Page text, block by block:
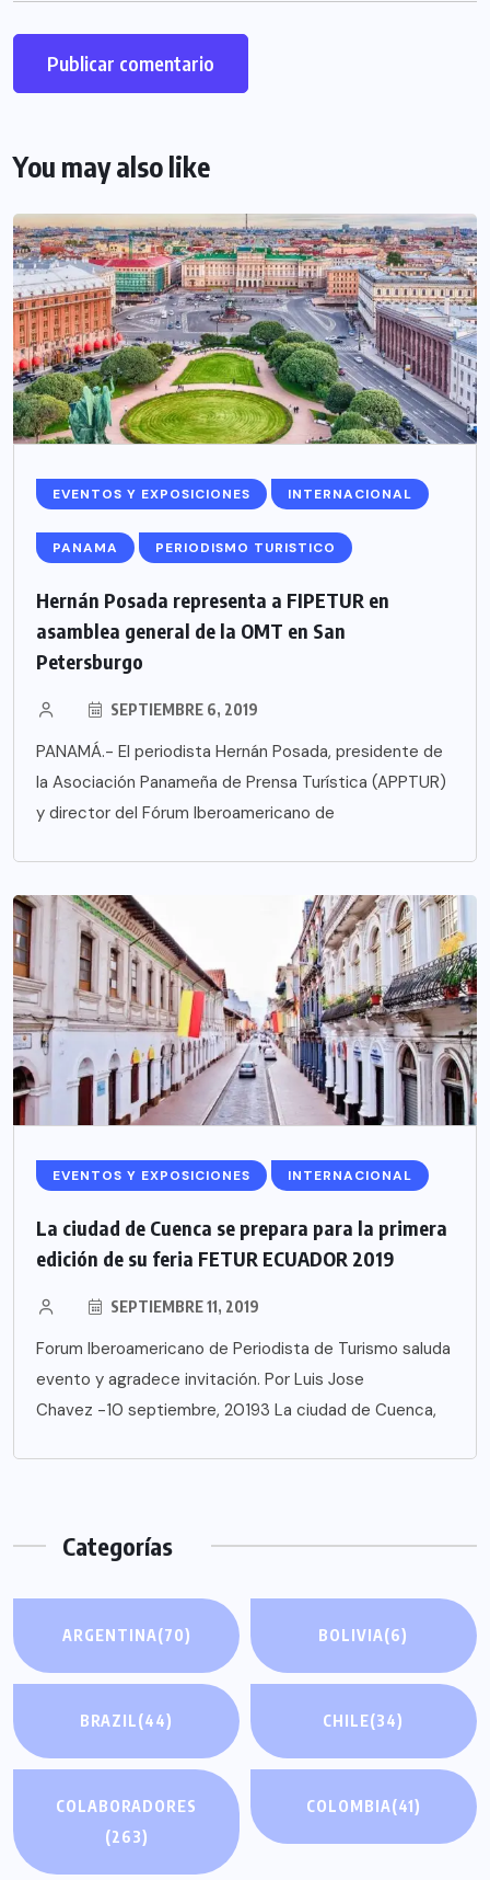
You may also like
EVENTOS Y EXPOSICIONES INTERNACIONAL
PANAMA PERIODISMO TURISTICO
Hernán Posada representa a FIPETUR en
asamblea general de la OMT en San
Petersburgo
SEPTIEMBRE 6, 2019
PANAMÁ.- El periodista Hernán Posada, presidente de
la Asociación Panameña de Prensa Turística (APPTUR)
y director del Fórum Iberoamericano de
EVENTOS Y EXPOSICIONES INTERNACIONAL
La ciudad de Cuenca se prepara para la primera
edición de su feria FETUR ECUADOR 2019
SEPTIEMBRE 11, 2019
Forum Iberoamericano de Periodista de Turismo saluda
evento y agradece invitación. Por Luis Jose
Chavez -10 septiembre, 20193 La ciudad de Cuenca,
Categorías
ARGENTINA(70) BOLIVIA(6)
BRAZIL(44) CHILE(34)
COLABORADORES
(263)
COLOMBIA(41)